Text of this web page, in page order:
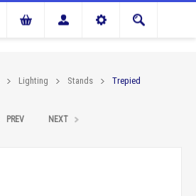
Lighting Stands Trepied
PREV NEXT